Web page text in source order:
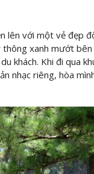
lên với một vẻ đẹp
thông xanh mướt
khách. Khi đi qua
nhạc riêng, hòa